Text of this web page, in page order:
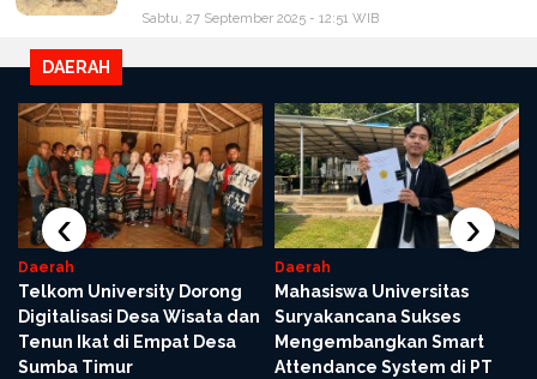
Sabtu, 27 September 2025 - 12:51 WIB
DAERAH
Daerah
Telkom University Dorong
Digitalisasi Desa Wisata dan
Tenun Ikat di Empat Desa
Sumba Timur
Daerah
Mahasiswa Universitas
Suryakancana Sukses
Mengembangkan Smart
Attendance System di PT
‹ ›